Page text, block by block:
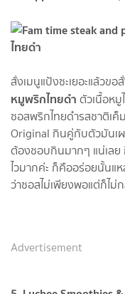
สั่งเมนูแป้งซะเยอะแล้วข
หมูพริกไทยดำ ตัวเนื้อห
ซอสพริกไทยดำรสชาติเ
Original กินคู่กับตัวมันเผ
ต้องชอบกินมากๆ แน่เลย
ไวมากค่ะ ก็คืออร่อยนั้นแห
ว่าซอสไม่เพียงพอแต่ก็ไม่
Advertisement